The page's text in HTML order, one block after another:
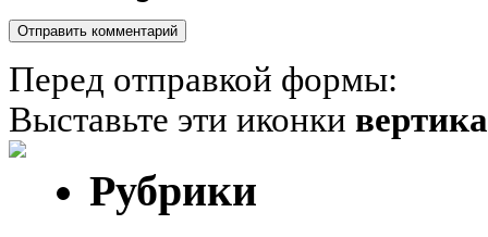
Перед отправкой формы:
Выставьте эти иконки
Рубрики